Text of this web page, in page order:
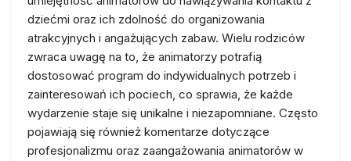
dziećmi oraz ich zdolność do organizowania
atrakcyjnych i angażujących zabaw. Wielu rodziców
zwraca uwagę na to, że animatorzy potrafią
dostosować program do indywidualnych potrzeb i
zainteresowań ich pociech, co sprawia, że każde
wydarzenie staje się unikalne i niezapomniane. Często
pojawiają się również komentarze dotyczące
profesjonalizmu oraz zaangażowania animatorów w